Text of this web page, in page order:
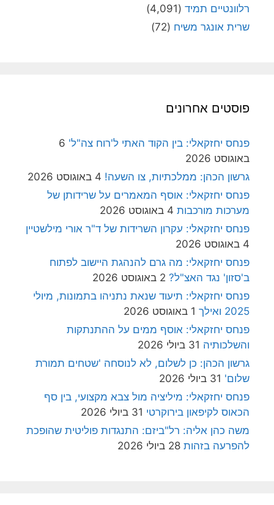
רלוונטיים תמיד (4,091)
שרית אונגר משיח (72)
פוסטים אחרונים
פנחס יחזקאלי: בין הקוד האתי ל'רוח צה"ל' 6
באוגוסט 2026
גרשון הכהן: ממלכתיות, צו השעה! 4 באוגוסט 2026
פנחס יחזקאלי: אוסף המאמרים על שרידותן של
מערכות מורכבות 4 באוגוסט 2026
פנחס יחזקאלי: עקרון השרידות של ד"ר אורי מילשטיין
4 באוגוסט 2026
פנחס יחזקאלי: מה גרם להנהגת היישוב לפתוח
ב'סזון' נגד האצ"ל? 2 באוגוסט 2026
פנחס יחזקאלי: תיעוד שנאת נתניהו בתמונות, מיולי
2025 ואילך
1 באוגוסט 2026
פנחס יחזקאלי: אוסף ממים על ההתנתקות
והשלכותיה 31 ביולי 2026
גרשון הכהן: כן לשלום, לא לנוסחה 'שטחים תמורת
שלום' 31 ביולי 2026
פנחס יחזקאלי: מיליציה מול צבא מקצועי, בין סף
הכאוס לקיפאון בירוקרטי 31 ביולי 2026
משה כהן אליה: רל"ביזם: התנגדות פוליטית שהופכת
להפרעה בזהות 28 ביולי 2026